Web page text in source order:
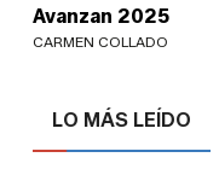
LO MÁS LEÍDO
Avanzan 2025
CARMEN COLLADO